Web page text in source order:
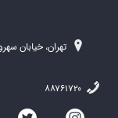
تهران، خیابان